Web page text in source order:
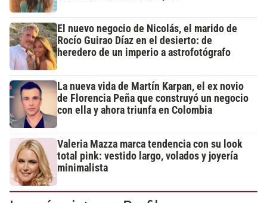
El nuevo negocio de Nicolás, el marido de
Rocío Guirao Díaz en el desierto: de
heredero de un imperio a astrofotógrafo
La nueva vida de Martín Karpan, el ex novio
de Florencia Peña que construyó un negocio
con ella y ahora triunfa en Colombia
Valeria Mazza marca tendencia con su look
total pink: vestido largo, volados y joyería
minimalista